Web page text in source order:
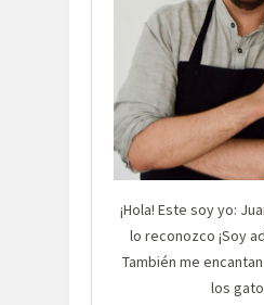
¡Hola! Este soy yo:
lo reconozco ¡Soy
También me
los